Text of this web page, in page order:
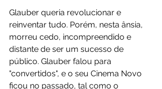
Glauber queria revolucionar e
reinventar tudo. Porém, nesta ânsia,
morreu cedo, incompreendido e
distante de ser um sucesso de
público. Glauber falou para
"convertidos", e o seu Cinema Novo
ficou no passado, tal como o